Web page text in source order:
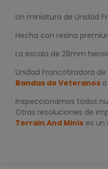
Un miniatura de Unidad
Hecha con resina
La escala de 28mm
Unidad Francotiradora
Bandas de Veteranos
Inspeccionamos todos
Otras resoluciones de
Terrain And Minis es un